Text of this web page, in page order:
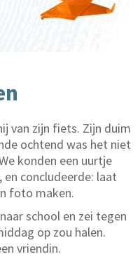
van zijn fiets. Zijn duim
ochtend was het niet
konden een uurtje
concludeerde: laat
foto maken.
school en zei tegen
op zou halen.
vriendin.